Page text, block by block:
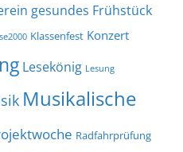
gesundes Frühstück
Klassenfest Konzert
Lesekönig Lesung
Musikalische
Radfahrprüfung